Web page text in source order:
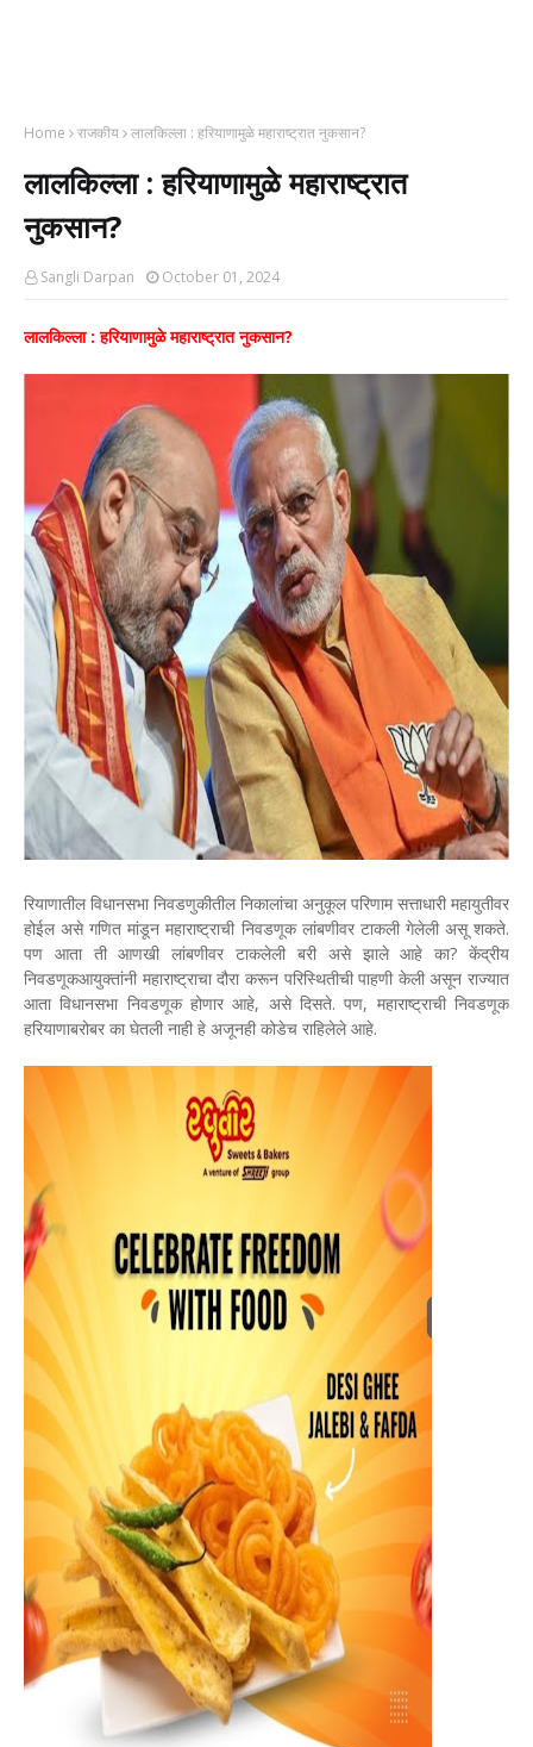
Home राजकीय लालकिल्ला : हरियाणामुळे महाराष्ट्रात नुकसान?
लालकिल्ला : हरियाणामुळे महाराष्ट्रात
नुकसान?
Sangli Darpan October 01, 2024
लालकिल्ला : हरियाणामुळे महाराष्ट्रात नुकसान?
रियाणातील विधानसभा निवडणुकीतील निकालांचा अनुकूल परिणाम सत्ताधारी महायुतीवर
होईल असे गणित मांडून महाराष्ट्राची निवडणूक लांबणीवर टाकली गेलेली असू शकते.
पण आता ती आणखी लांबणीवर टाकलेली बरी असे झाले आहे का? केंद्रीय
निवडणूकआयुक्तांनी महाराष्ट्राचा दौरा करून परिस्थितीची पाहणी केली असून राज्यात
आता विधानसभा निवडणूक होणार आहे, असे दिसते. पण, महाराष्ट्राची निवडणूक
हरियाणाबरोबर का घेतली नाही हे अजूनही कोडेच राहिलेले आहे.